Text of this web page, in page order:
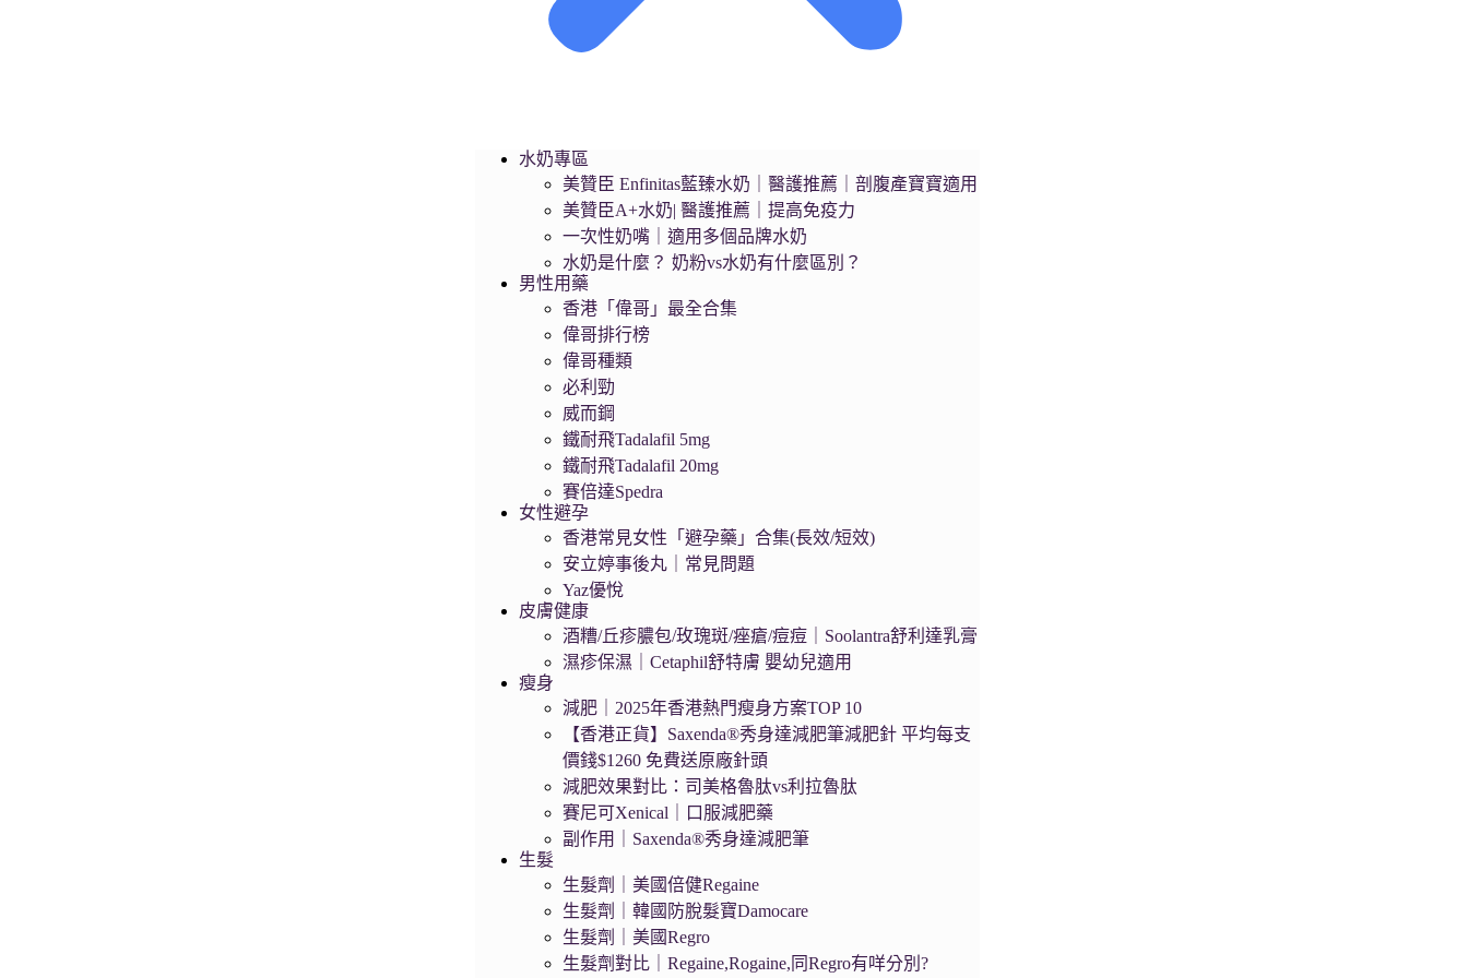
水奶專區
美贊臣 Enfinitas藍臻水奶｜醫護推薦｜剖腹產寶寶適用
美贊臣A+水奶| 醫護推薦｜提高免疫力
一次性奶嘴｜適用多個品牌水奶
水奶是什麼？ 奶粉vs水奶有什麼區別？
男性用藥
香港「偉哥」最全合集
偉哥排行榜
偉哥種類
必利勁
威而鋼
鐵耐飛Tadalafil 5mg
鐵耐飛Tadalafil 20mg
賽倍達Spedra
女性避孕
香港常見女性「避孕藥」合集(長效/短效)
安立婷事後丸｜常見問題
Yaz優悅
皮膚健康
酒糟/丘疹膿包/玫瑰斑/痤瘡/痘痘｜Soolantra舒利達乳膏
濕疹保濕｜Cetaphil舒特膚 嬰幼兒適用
瘦身
減肥｜2025年香港熱門瘦身方案TOP 10
【香港正貨】Saxenda®秀身達減肥筆減肥針 平均每支
價錢$1260 免費送原廠針頭
減肥效果對比：司美格魯肽vs利拉魯肽
賽尼可Xenical｜口服減肥藥
副作用｜Saxenda®秀身達減肥筆
生髮
生髮劑｜美國倍健Regaine
生髮劑｜韓國防脫髮寶Damocare
生髮劑｜美國Regro
生髮劑對比｜Regaine,Rogaine,同Regro有咩分別?